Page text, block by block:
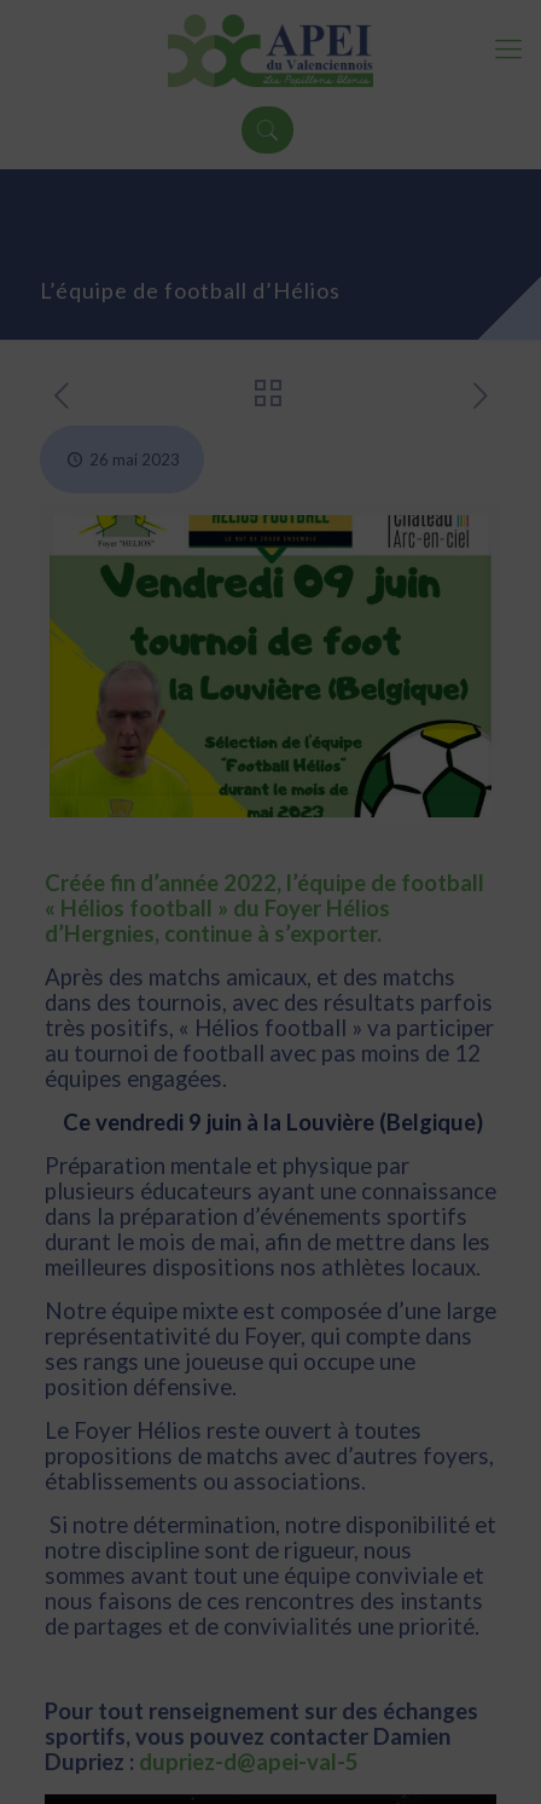
L’équipe de football d’Hélios
26 mai 2023
Créée fin d’année 2022, l’équipe de football
« Hélios football » du Foyer Hélios
d’Hergnies, continue à s’exporter.
Après des matchs amicaux, et des matchs
dans des tournois, avec des résultats parfois
très positifs, « Hélios football » va participer
au tournoi de football avec pas moins de 12
équipes engagées.
Ce vendredi 9 juin à la Louvière (Belgique)
Préparation mentale et physique par
plusieurs éducateurs ayant une connaissance
dans la préparation d’événements sportifs
durant le mois de mai, afin de mettre dans les
meilleures dispositions nos athlètes locaux.
Notre équipe mixte est composée d’une large
représentativité du Foyer, qui compte dans
ses rangs une joueuse qui occupe une
position défensive.
Le Foyer Hélios reste ouvert à toutes
propositions de matchs avec d’autres foyers,
établissements ou associations.
Si notre détermination, notre disponibilité et
notre discipline sont de rigueur, nous
sommes avant tout une équipe conviviale et
nous faisons de ces rencontres des instants
de partages et de convivialités une priorité.
Pour tout renseignement sur des échanges
sportifs, vous pouvez contacter Damien
Dupriez : dupriez-d@apei-val-5